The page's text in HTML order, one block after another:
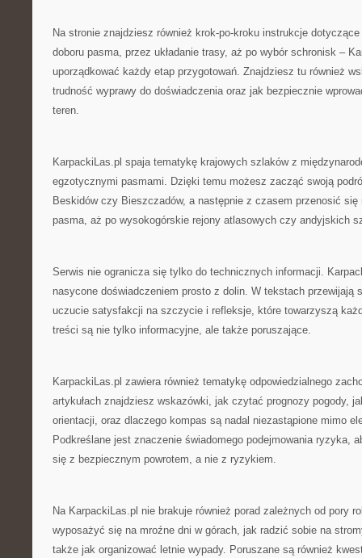
Na stronie znajdziesz również krok-po-kroku instrukcje
doboru pasma, przez układanie trasy, aż po wybór schronisk –
uporządkować każdy etap przygotowań. Znajdziesz tu również
trudność wyprawy do doświadczenia oraz jak bezpiecznie
teren.
KarpackiLas.pl spaja tematykę krajowych szlaków z
egzotycznymi pasmami. Dzięki temu możesz zacząć swoją
Beskidów czy Bieszczadów, a następnie z czasem przenosić się
pasma, aż po wysokogórskie rejony atlasowych czy andyjskich
Serwis nie ogranicza się tylko do technicznych informacji.
nasycone doświadczeniem prosto z dolin. W tekstach przewijają
uczucie satysfakcji na szczycie i refleksje, które towarzyszą
treści są nie tylko informacyjne, ale także poruszające.
KarpackiLas.pl zawiera również tematykę odpowiedzialnego
artykułach znajdziesz wskazówki, jak czytać prognozy pogody,
orientacji, oraz dlaczego kompas są nadal niezastąpione mimo
Podkreślane jest znaczenie świadomego podejmowania ryzyka,
się z bezpiecznym powrotem, a nie z ryzykiem.
Na KarpackiLas.pl nie brakuje również porad zależnych od pory
wyposażyć się na mroźne dni w górach, jak radzić sobie na
także jak organizować letnie wypady. Poruszane są również